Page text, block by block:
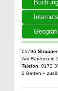
01796
Am Bärenstein
Telefon: 0173
2 Betten +